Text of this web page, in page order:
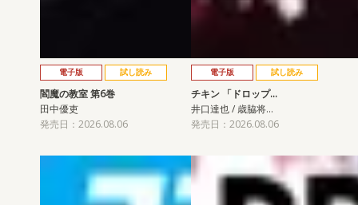
電子版 試し読み
閻魔の教室 第6巻
田中優吏
発売日：2026.08.06
電子版 試し読み
チキン 「ドロップ…
井口達也 / 歳脇将…
発売日：2026.08.06